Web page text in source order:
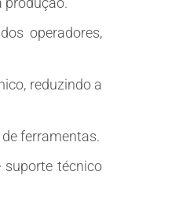
operadores,
reduzindo a
ferramentas.
suporte técnico